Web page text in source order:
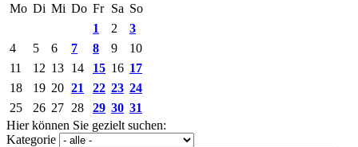
Mo Di Mi Do Fr Sa So
1
2
3
4
5 6 7 8 9
10
11
12 13 14 15 16 17
18
19 20 21 22 23 24
25
26 27 28 29 30 31
Hier können Sie gezielt suchen:
Kategorie